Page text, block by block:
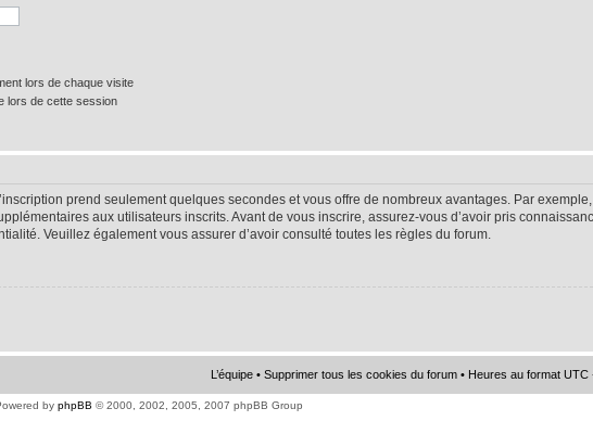
lors de chaque visite
lors de cette session
prend seulement quelques secondes et vous offre de nombreux avantages. Par exemple,
aux utilisateurs inscrits. Avant de vous inscrire, assurez-vous d’avoir pris
Veuillez également vous assurer d’avoir consulté toutes les règles du forum.
L’équipe • Supprimer tous les cookies du forum • Heures au format UTC
by phpBB © 2000, 2002, 2005, 2007 phpBB Group